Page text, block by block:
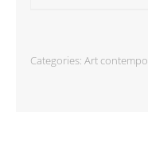
Categories: Art